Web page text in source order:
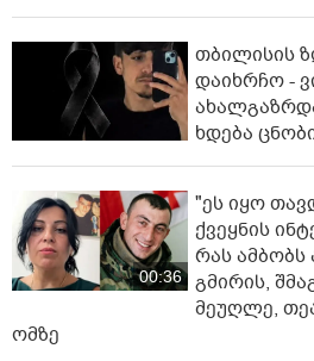
თბილისის
დაიხრჩო -
ხდება
00:36
"ეს იყო
ქვეყნის
რას ამბობს
გმირის,
მეუღლე,
ომზე